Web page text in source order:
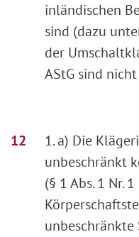
inländischen
sind (dazu
der
AStG sind
1. a) Die
unbeschränkt
(§ 1 Abs. 1 Nr.